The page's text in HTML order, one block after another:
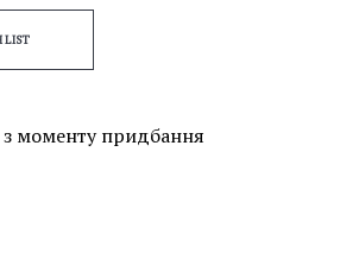
LIST
моменту придбання